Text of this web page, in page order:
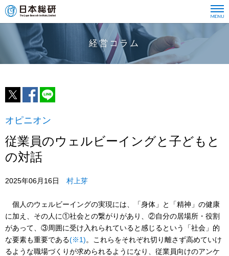
経営コラム
オピニオン
従業員のウェルビーイングと子どもと
の対話
2025年06月16日 村上芽
個人のウェルビーイングの実現には、「身体」と「精神」の健康
に加え、その人に①社会との繋がりがあり、②自分の居場所・役割
があって、③周囲に受け入れられていると感じるという「社会」的
な要素も重要である(※1)。これらをそれぞれ切り離さず高めていけ
るような職場づくりが求められるようになり、従業員向けのアンケ